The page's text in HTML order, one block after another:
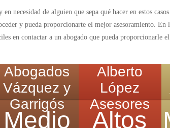
necesidad de alguien que sepa qué hacer en estos
y pueda proporcionarte el mejor asesoramiento.
en contactar a un abogado que pueda proporcionarle
Abogados
Vázquez y
Garrigós
Medio
Alberto
López
Asesores
Altos